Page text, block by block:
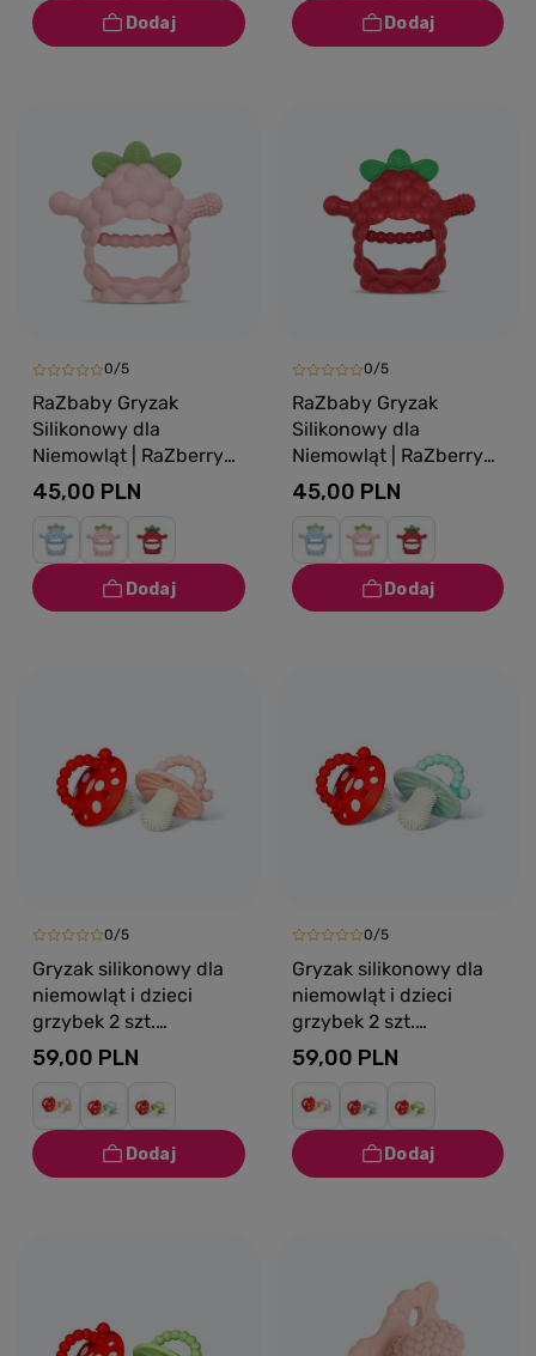
0/5
RaZbaby Gryzak
Silikonowy dla
Niemowląt | RaZberry
Grip różowy, 3m+
45,00 PLN
0/5
RaZbaby Gryzak
Silikonowy dla
Niemowląt | RaZberry
Grip czerwony, 3m+
45,00 PLN
0/5
Gryzak silikonowy dla
niemowląt i dzieci
grzybek 2 szt.
czerwony i różowy
RaZbaby
59,00 PLN
0/5
Gryzak silikonowy dla
niemowląt i dzieci
grzybek 2 szt.
czerwony i niebieski
RaZbaby
59,00 PLN